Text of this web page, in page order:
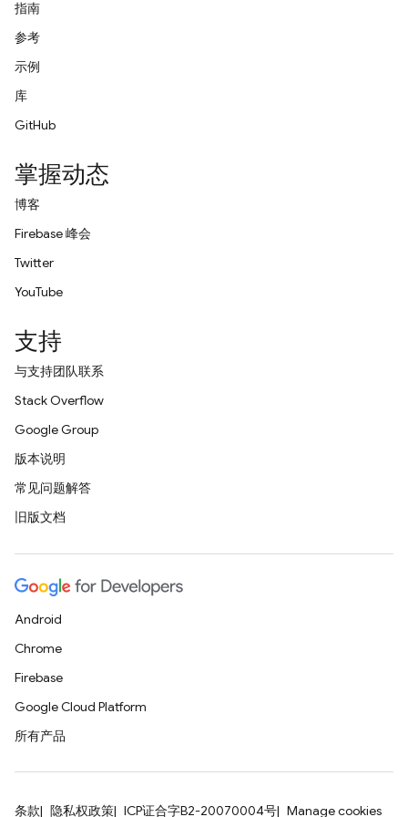
指南
参考
示例
库
GitHub
掌握动态
博客
Firebase 峰会
Twitter
YouTube
支持
与支持团队联系
Stack Overflow
Google Group
版本说明
常见问题解答
旧版文档
Android
Chrome
Firebase
Google Cloud Platform
所有产品
条款 隐私权政策 ICP证合字B2-20070004号 Manage cookies